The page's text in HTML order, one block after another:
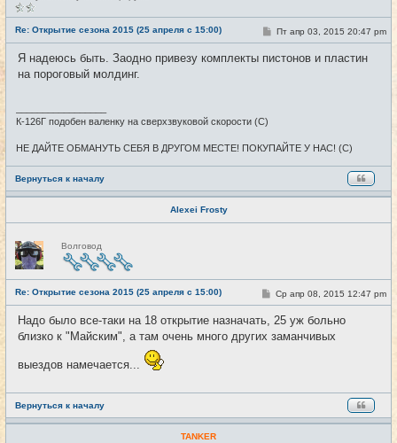
е
в
с
е
т
и
Re: Открытие сезона 2015 (25 апреля с 15:00) #25
С
о
б
Пт апр 03, 2015 20:47 pm
Я надеюсь быть. Заодно привезу комплекты пистонов и пластин
на пороговый молдинг.
К-126Г подобен валенку на сверхзвуковой скорости (С)
НЕ ДАЙТЕ ОБМАНУТЬ СЕБЯ В ДРУГОМ МЕСТЕ! ПОКУПАЙТЕ У НАС! (С)
Вернуться к началу
Alexei Frosty
Н
е
в
с
е
т
и
Волговод
Re: Открытие сезона 2015 (25 апреля с 15:00) #26
С
о
о
б
щ
Ср апр 08, 2015 12:47 pm
Надо было все-таки на 18 открытие назначать, 25 уж больно
близко к "Майским", а там очень много других заманчивых
выездов намечается...
Вернуться к началу
TANKER